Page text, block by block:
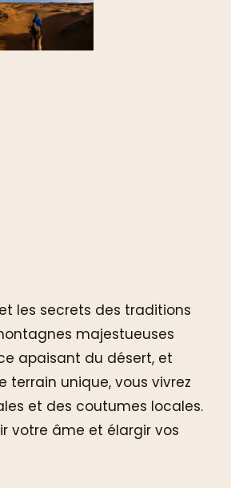
les secrets des traditions
majestueuses
apaisant du désert, et
terrain unique, vous vivrez
et des coutumes locales.
votre âme et élargir vos